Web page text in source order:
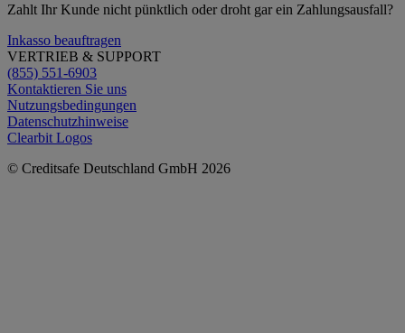
Zahlt Ihr Kunde nicht pünktlich oder droht gar ein Zahlungsausfall?
Inkasso beauftragen
VERTRIEB & SUPPORT
(855) 551-6903
Kontaktieren Sie uns
Nutzungsbedingungen
Datenschutzhinweise
Clearbit Logos
© Creditsafe Deutschland GmbH 2026